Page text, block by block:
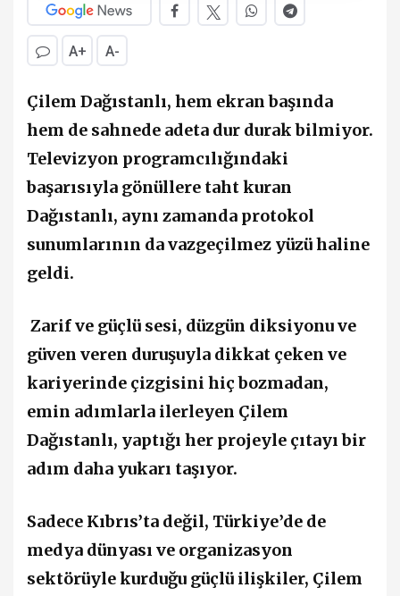
A+ A-
Çilem Dağıstanlı, hem ekran başında
hem de sahnede adeta dur durak bilmiyor.
Televizyon programcılığındaki
başarısıyla gönüllere taht kuran
Dağıstanlı, aynı zamanda protokol
sunumlarının da vazgeçilmez yüzü haline
geldi.
Zarif ve güçlü sesi, düzgün diksiyonu ve
güven veren duruşuyla dikkat çeken ve
kariyerinde çizgisini hiç bozmadan,
emin adımlarla ilerleyen Çilem
Dağıstanlı, yaptığı her projeyle çıtayı bir
adım daha yukarı taşıyor.
Sadece Kıbrıs’ta değil, Türkiye’de de
medya dünyası ve organizasyon
sektörüyle kurduğu güçlü ilişkiler, Çilem